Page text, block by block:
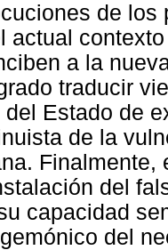
de
actual
a la
traducir
Estado de
de la
del
capacidad
del